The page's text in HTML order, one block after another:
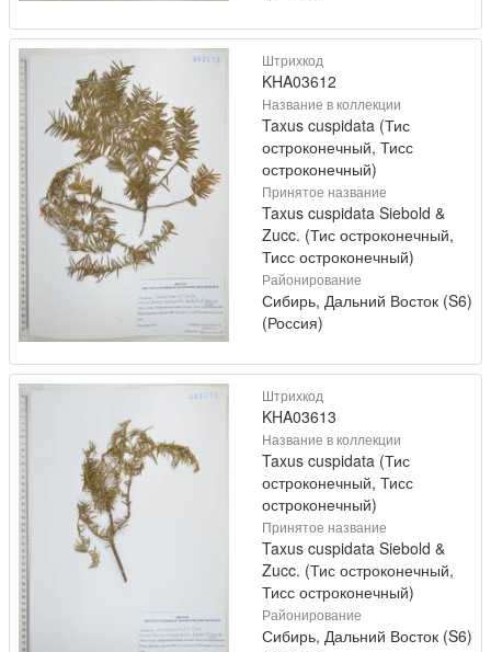
Штрихкод
KHA03612
Название в коллекции
Taxus cuspidata (Тис
остроконечный, Тисс
остроконечный)
Принятое название
Taxus cuspidata Siebold &
Zucc. (Тис остроконечный,
Тисс остроконечный)
Районирование
Сибирь, Дальний Восток (S6)
(Россия)
Штрихкод
KHA03613
Название в коллекции
Taxus cuspidata (Тис
остроконечный, Тисс
остроконечный)
Принятое название
Taxus cuspidata Siebold &
Zucc. (Тис остроконечный,
Тисс остроконечный)
Районирование
Сибирь, Дальний Восток (S6)